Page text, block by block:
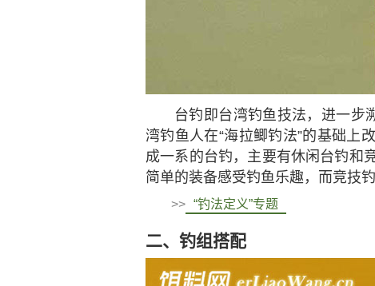
台钓即台湾钓鱼技法，进一步
湾钓鱼人在“海拉鲫钓法”的基础上
成一系的台钓，主要有休闲台钓和
简单的装备感受钓鱼乐趣，而竞技
>> “钓法定义”专题
二、钓组搭配